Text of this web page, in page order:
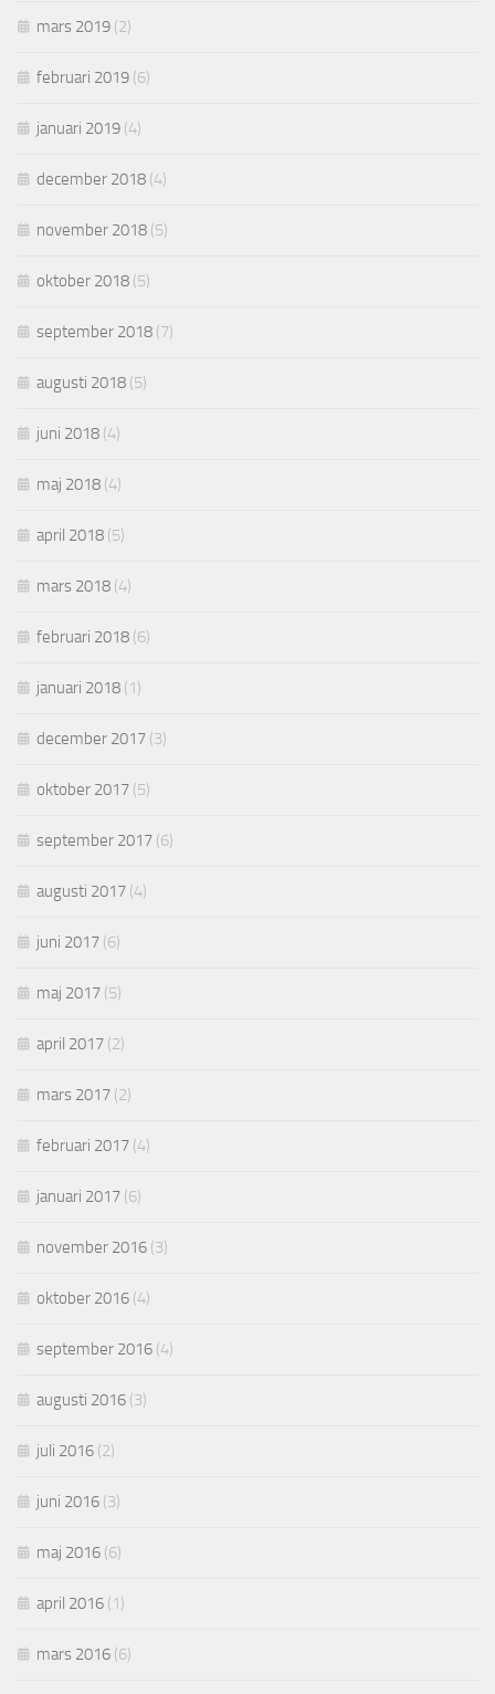
mars 2019 (2)
februari 2019 (6)
januari 2019 (4)
december 2018 (4)
november 2018 (5)
oktober 2018 (5)
september 2018 (7)
augusti 2018 (5)
juni 2018 (4)
maj 2018 (4)
april 2018 (5)
mars 2018 (4)
februari 2018 (6)
januari 2018 (1)
december 2017 (3)
oktober 2017 (5)
september 2017 (6)
augusti 2017 (4)
juni 2017 (6)
maj 2017 (5)
april 2017 (2)
mars 2017 (2)
februari 2017 (4)
januari 2017 (6)
november 2016 (3)
oktober 2016 (4)
september 2016 (4)
augusti 2016 (3)
juli 2016 (2)
juni 2016 (3)
maj 2016 (6)
april 2016 (1)
mars 2016 (6)